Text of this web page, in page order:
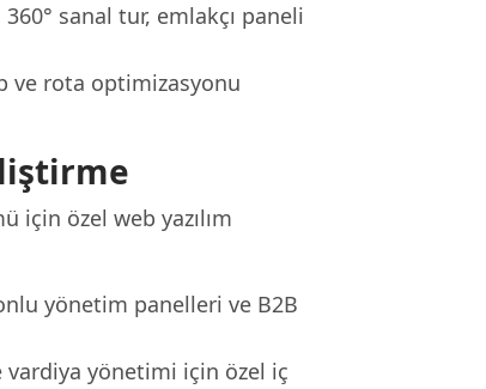
sanal tur, emlakçı paneli
ve rota optimizasyonu
için özel web yazılım
yönetim panelleri ve B2B
yönetimi için özel iç